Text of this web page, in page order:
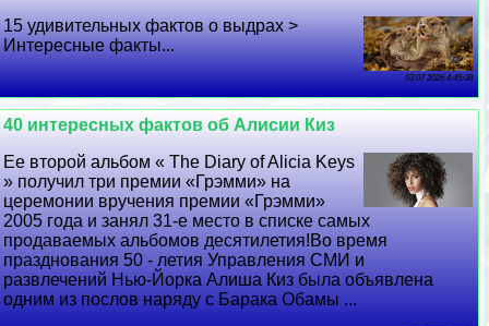
15 удивительных фактов о выдрах >
Интересные факты...
03 07 2026 4:45:38
40 интересных фактов об Алисии Киз
Ее второй альбом « The Diary of Alicia Keys
» получил три премии «Грэмми» на
церемонии вручения премии «Грэмми»
2005 года и занял 31-е место в списке самых
продаваемых альбомов десятилетия!Во время
празднования 50 - летия Управления СМИ и
развлечений Нью-Йорка Алиша Киз была объявлена ​​
одним из послов наряду с Баpaка Обамы ...